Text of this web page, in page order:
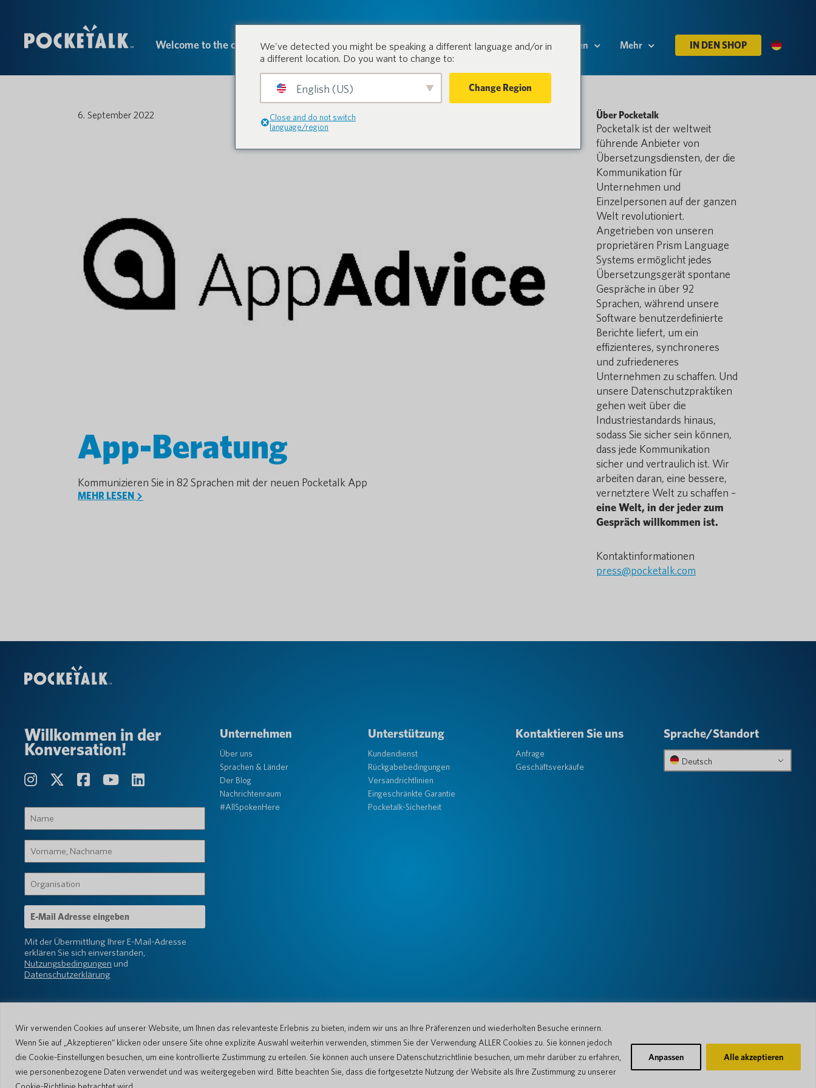
Wir verwenden Cookies auf unserer Website, um Ihnen das relevanteste Erlebnis zu bieten, indem wir uns an Ihre Präferenzen und wiederholten Besuche erinnern.
Wenn Sie auf „Akzeptieren“ klicken oder unsere Site ohne explizite Auswahl weiterhin verwenden, stimmen Sie der Verwendung ALLER Cookies zu. Sie können jedoch
die Cookie-Einstellungen besuchen, um eine kontrollierte Zustimmung zu erteilen. Sie können auch unsere Datenschutzrichtlinie besuchen, um mehr darüber zu erfahren,
wie personenbezogene Daten verwendet und was weitergegeben wird. Bitte beachten Sie, dass die fortgesetzte Nutzung der Website als Ihre Zustimmung zu unserer
Cookie-Richtlinie betrachtet wird.
Anpassen Alle akzeptieren
Welcome to the conversation. Produkte Branchen Ressourcen Mehr IN DEN SHOP
6. September 2022
App-Beratung
Kommunizieren Sie in 82 Sprachen mit der neuen Pocketalk App
MEHR LESEN
Über Pocketalk
Pocketalk ist der weltweit
führende Anbieter von
Übersetzungsdiensten, der die
Kommunikation für
Unternehmen und
Einzelpersonen auf der ganzen
Welt revolutioniert.
Angetrieben von unseren
proprietären Prism Language
Systems ermöglicht jedes
Übersetzungsgerät spontane
Gespräche in über 92
Sprachen, während unsere
Software benutzerdefinierte
Berichte liefert, um ein
effizienteres, synchroneres
und zufriedeneres
Unternehmen zu schaffen. Und
unsere Datenschutzpraktiken
gehen weit über die
Industriestandards hinaus,
sodass Sie sicher sein können,
dass jede Kommunikation
sicher und vertraulich ist. Wir
arbeiten daran, eine bessere,
vernetztere Welt zu schaffen –
eine Welt, in der jeder zum
Gespräch willkommen ist.
Kontaktinformationen
press@pocketalk.com
Willkommen in der
Konversation!
(erforderlich)
Nachname
(erforderlich)
E-
Mail-
(erforderlich)
Mit der Übermittlung Ihrer E-Mail-Adresse
erklären Sie sich einverstanden,
Nutzungsbedingungen und
Datenschutzerklärung
Unternehmen
Über uns
Sprachen & Länder
Der Blog
Nachrichtenraum
#AllSpokenHere
Unterstützung
Kundendienst
Rückgabebedingungen
Versandrichtlinien
Eingeschränkte Garantie
Pocketalk-Sicherheit
Kontaktieren Sie uns
Anfrage
Geschäftsverkäufe
Sprache/Standort
Deutsch
© 2026 Pocketalk Cookie-Richtlinie Cookie-Einstellungen Datenschutzerklärung Nutzungsbedingungen der Website
We've detected you might be speaking a different language and/or in
a different location. Do you want to change to:
English (US) Change Region
Close and do not switch
language/region